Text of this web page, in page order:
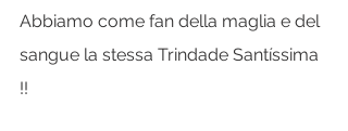
Abbiamo come fan della maglia e del
sangue la stessa Trindade Santíssima
!!